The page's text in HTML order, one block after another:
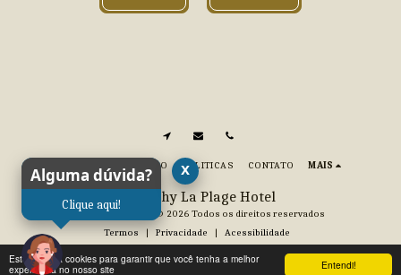
Entendi!
Este site usa cookies para garantir que você tenha a melhor
experiência no nosso site
Juquehy La Plage Hotel
Direitos autorais © 2026 Todos os direitos reservados
Termos | Privacidade | Acessibilidade
LOCALIZAÇÃO POLITICAS CONTATO MAIS
Alguma dúvida?
Clique aqui!
x